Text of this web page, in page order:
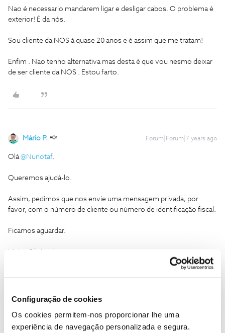
Configuração de cookies
Os cookies permitem-nos proporcionar lhe uma
experiência de navegação personalizada e segura.
Nao é necessario mandarem ligar e desligar cabos. O problema é
exterior! É da nós.
Sou cliente da NOS à quase 20 anos e é assim que me tratam!
Enfim . Nao tenho alternativa mas desta é que vou nesmo deixar
de ser cliente da NOS . Estou farto.
Mário P. Forum|Forum|7 years ago
Olá@Nunotaf,
Queremos ajudá-lo.
Assim, pedimos que nos envie uma mensagem privada, por
favor, com o número de cliente ou número de identificação fiscal.
Ficamos aguardar.